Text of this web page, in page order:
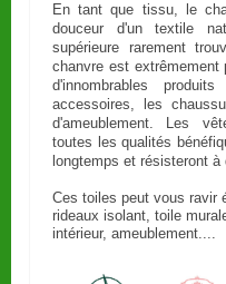
En tant que tissu, le
douceur d'un textile
supérieure rarement
chanvre est
d'innombrables
accessoires, les
d'ameublement. Les
toutes les qualités
longtemps et résisteront
Ces toiles peut vous ravir
rideaux isolant, toile
intérieur, ameublement....